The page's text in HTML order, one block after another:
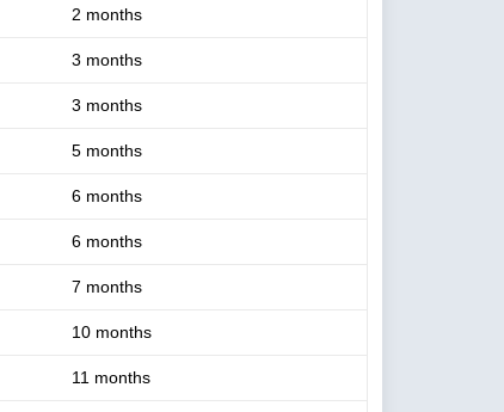
2 months
3 months
3 months
5 months
6 months
6 months
7 months
10 months
11 months